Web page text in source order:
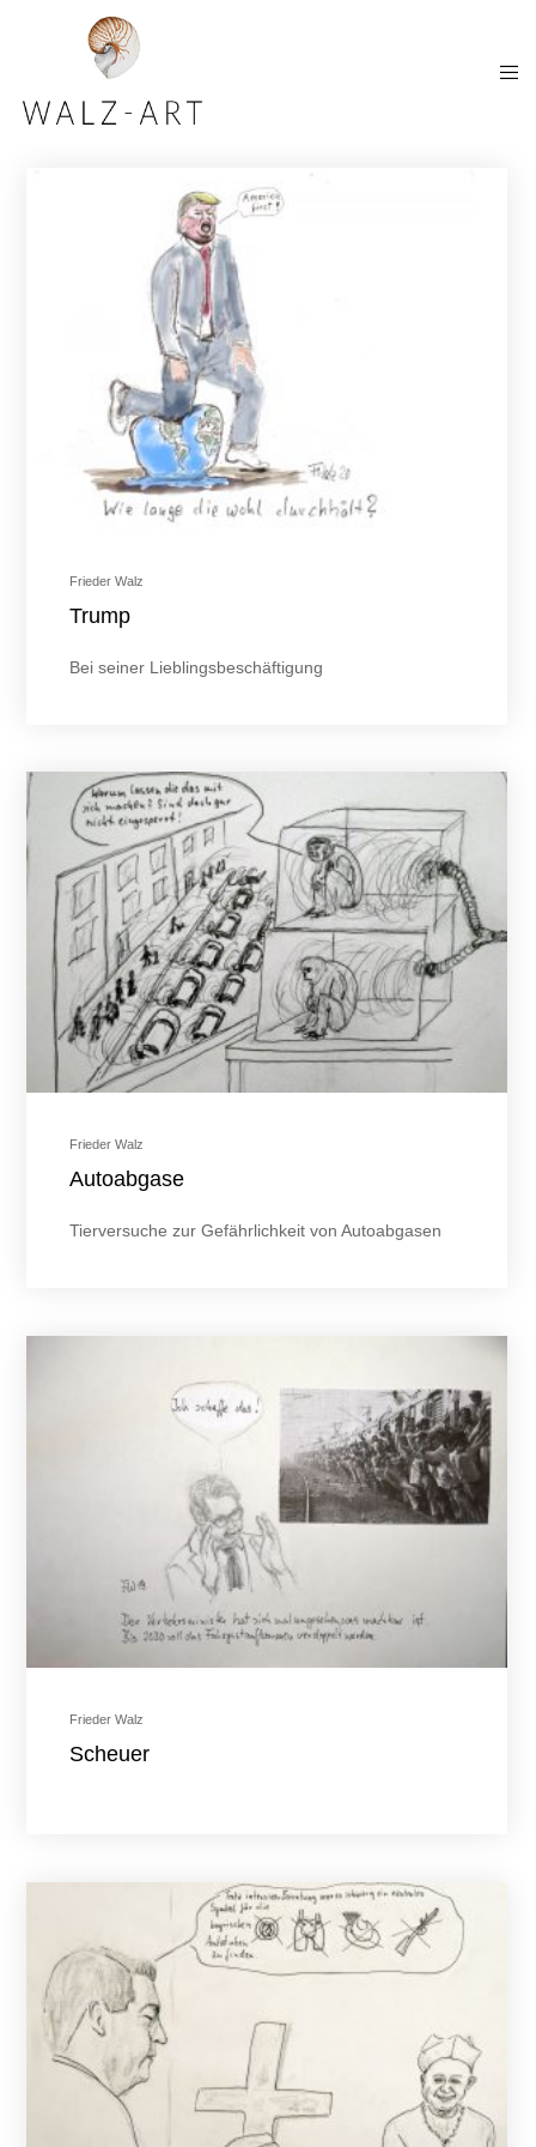
Frieder Walz
Trump
Bei seiner Lieblingsbeschäftigung
Frieder Walz
Autoabgase
Tierversuche zur Gefährlichkeit von Autoabgasen
Frieder Walz
Scheuer